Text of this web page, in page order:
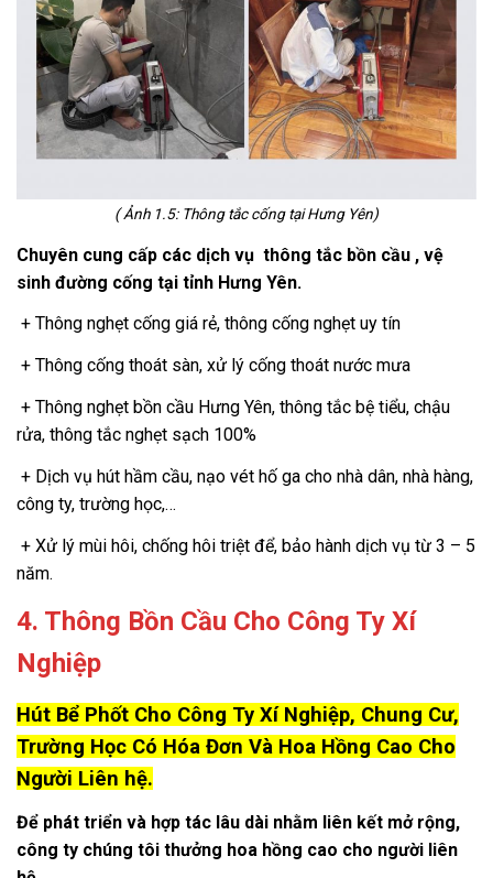
( Ảnh 1.5: Thông tắc cống tại Hưng Yên)
Chuyên cung cấp các dịch vụ thông tắc bồn cầu , vệ
sinh đường cống tại tỉnh Hưng Yên.
+ Thông nghẹt cống giá rẻ, thông cống nghẹt uy tín
+ Thông cống thoát sàn, xử lý cống thoát nước mưa
+ Thông nghẹt bồn cầu Hưng Yên, thông tắc bệ tiểu, chậu
rửa, thông tắc nghẹt sạch 100%
+ Dịch vụ hút hầm cầu, nạo vét hố ga cho nhà dân, nhà hàng,
công ty, trường học,…
+ Xử lý mùi hôi, chống hôi triệt để, bảo hành dịch vụ từ 3 – 5
năm.
4. Thông Bồn Cầu Cho Công Ty Xí
Nghiệp
Hút Bể Phốt Cho Công Ty Xí Nghiệp, Chung Cư,
Trường Học Có Hóa Đơn Và Hoa Hồng Cao Cho
Người Liên hệ.
Để phát triển và hợp tác lâu dài nhằm liên kết mở rộng,
công ty chúng tôi thưởng hoa hồng cao cho người liên